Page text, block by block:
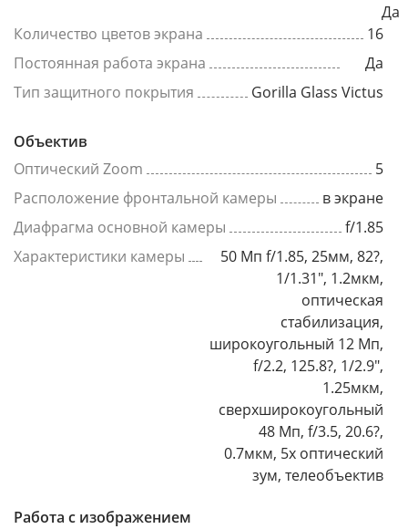
Да
Количество цветов экрана
16
Постоянная работа экрана
Да
Тип защитного покрытия
Gorilla Glass Victus
Объектив
Оптический Zoom
5
Расположение фронтальной камеры
в экране
Диафрагма основной камеры
f/1.85
Характеристики камеры
50 Мп f/1.85, 25мм, 82?,
1/1.31", 1.2мкм,
оптическая
стабилизация,
широкоугольный 12 Мп,
f/2.2, 125.8?, 1/2.9",
1.25мкм,
сверхширокоугольный
48 Мп, f/3.5, 20.6?,
0.7мкм, 5x оптический
зум, телеобъектив
Работа с изображением